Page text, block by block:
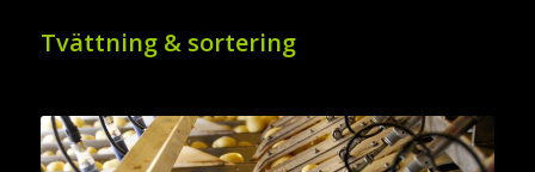
Tvättning & sortering